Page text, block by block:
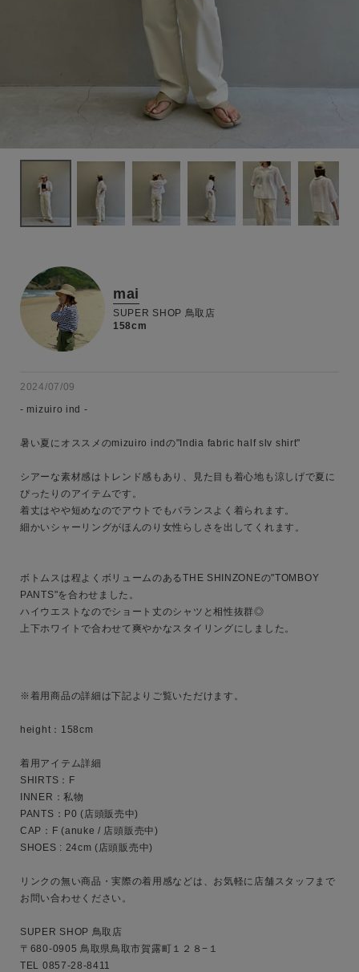
MENS
カテゴリ
サイズ
mai
SUPER SHOP 鳥取店
158cm
2024/07/09
- mizuiro ind -
暑い夏にオススメのmizuiro indの"India fabric half slv shirt"
シアーな素材感はトレンド感もあり、見た目も着心地も涼しげで夏に
ぴったりのアイテムです。
着丈はやや短めなのでアウトでもバランスよく着られます。
細かいシャーリングがほんのり女性らしさを出してくれます。
ボトムスは程よくボリュームのあるTHE SHINZONEの"TOMBOY
PANTS"を合わせました。
ハイウエストなのでショート丈のシャツと相性抜群◎
上下ホワイトで合わせて爽やかなスタイリングにしました。
※着用商品の詳細は下記よりご覧いただけます。
height：158cm
着用アイテム詳細
SHIRTS：F
INNER：私物
PANTS：P0 (店頭販売中)
CAP：F (anuke / 店頭販売中)
SHOES : 24cm (店頭販売中)
リンクの無い商品・実際の着用感などは、お気軽に店舗スタッフまで
お問い合わせください。
SUPER SHOP 鳥取店
〒680-0905 鳥取県鳥取市賀露町１２８−１
TEL 0857-28-8411